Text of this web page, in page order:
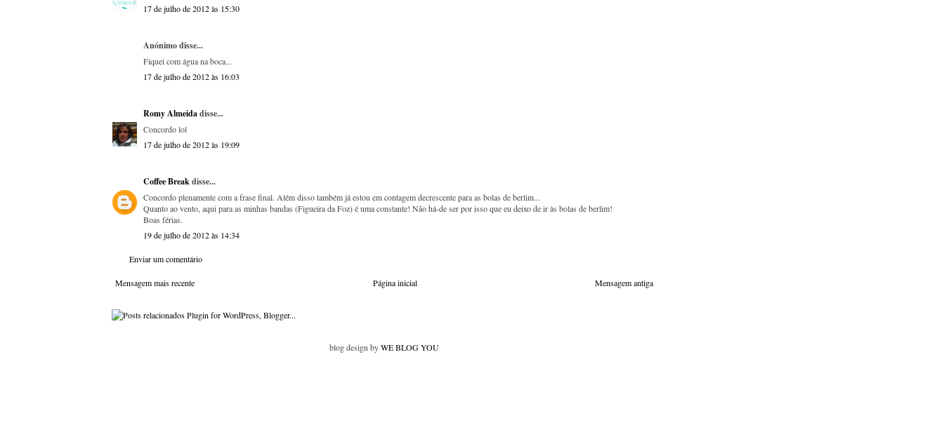
17 de julho de 2012 às 15:30
Anónimo disse...
Fiquei com água na boca...
17 de julho de 2012 às 16:03
Romy Almeidadisse...
Concordo lol
17 de julho de 2012 às 19:09
Coffee Breakdisse...
Concordo plenamente com a frase final. Além disso também já estou em contagem decrescente para as bolas de berlim...
Quanto ao vento, aqui para as minhas bandas (Figueira da Foz) é uma constante! Não há-de ser por isso que eu deixo de ir às bolas de berlim!
Boas férias.
19 de julho de 2012 às 14:34
Enviar um comentário
Mensagem mais recente Mensagem antiga
Página inicial
blog design byWE BLOG YOU